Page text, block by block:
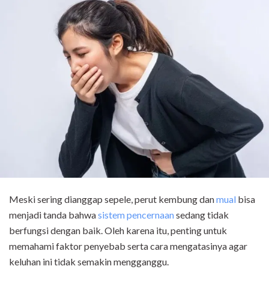
Meski sering dianggap sepele, perut kembung danmual bisa
menjadi tanda bahwasistem pencernaansedang tidak
berfungsi dengan baik. Oleh karena itu, penting untuk
memahami faktor penyebab serta cara mengatasinya agar
keluhan ini tidak semakin mengganggu.